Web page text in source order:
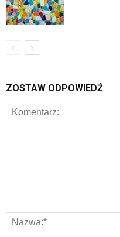
ZOSTAW ODPOWIEDŹ